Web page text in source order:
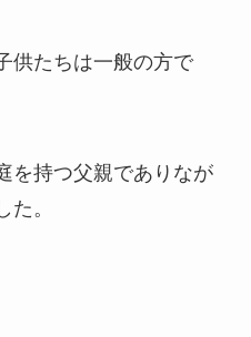
供たちは一般の方で
を持つ父親でありなが
。